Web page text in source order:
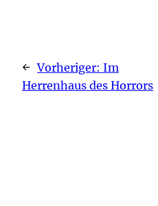
← Vorheriger: Im
Herrenhaus des Horrors